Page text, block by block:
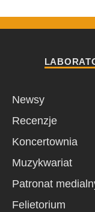
Newsy
Recenzje
Koncertownia
Muzykwariat
Patronat
Felietorium